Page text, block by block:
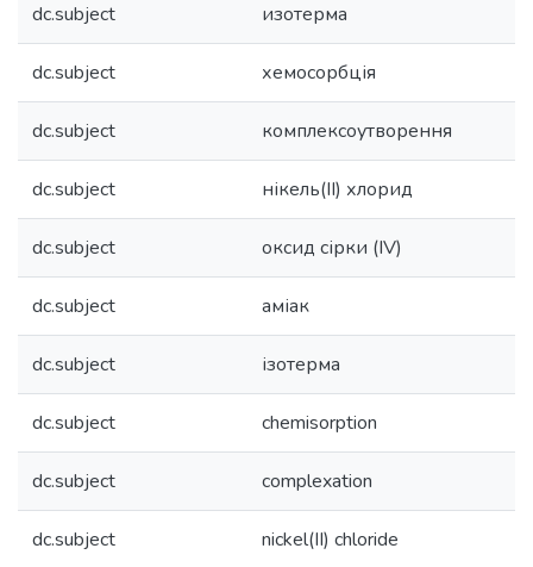
dc.subject изотерма
dc.subject хемосорбція
dc.subject комплексоутворення
dc.subject нікель(II) хлорид
dc.subject оксид сірки (IV)
dc.subject аміак
dc.subject ізотерма
dc.subject chemisorption
dc.subject complexation
dc.subject nickel(II) chloride